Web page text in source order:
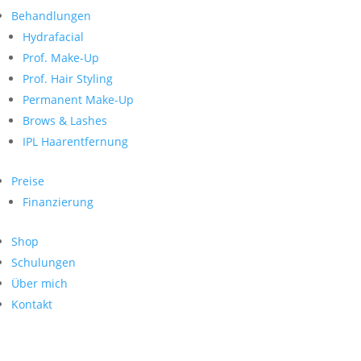
Behandlungen
Hydrafacial
Prof. Make-Up
Prof. Hair Styling
Permanent Make-Up
Brows & Lashes
IPL Haarentfernung
Preise
Finanzierung
Shop
Schulungen
Über mich
Kontakt
nach:
Neueste Kommentare
Archiv
Kategorien
Keine Kategorien
Meta
Anmelden
Feed der Einträge
WordPress.org
Search
nach:
Archive
Kontakt
Impressum
Datenschutz